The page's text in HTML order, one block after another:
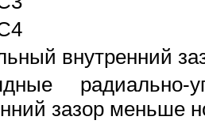
внутренний
радиально-
зазор меньше